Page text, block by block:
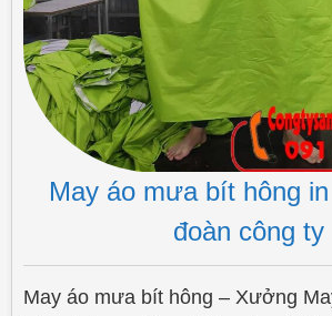
May áo mưa bít hông
đoàn công ty
May áo mưa bít hông – Xưởng